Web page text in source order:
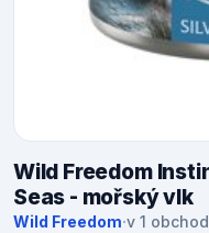
Wild Freedom
Seas - mořský vlk
Wild Freedom·v 1